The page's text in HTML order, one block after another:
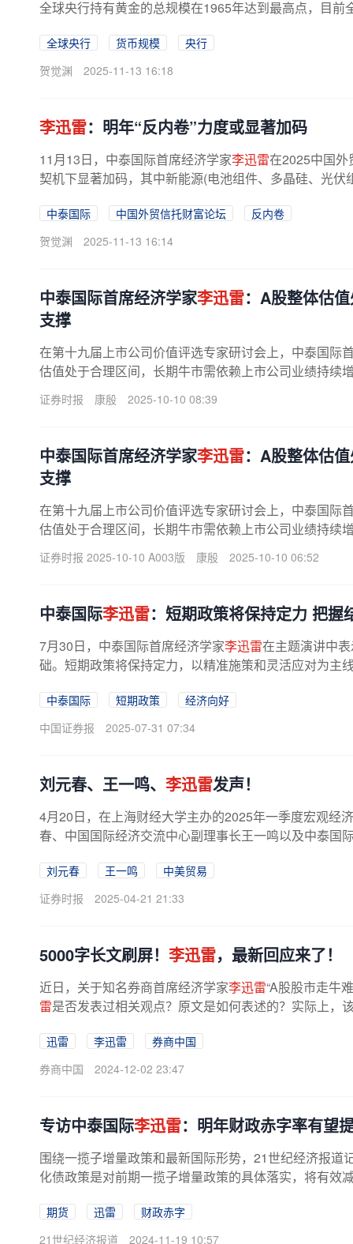
全球央行持有黄金的总规模在1965年达到最高点，目
全球央行 货币规模
央行
贺觉渊
2025-11-13 16:18
李迅雷：明年“反内卷”力度或显著加码
11月13日，中泰国际首席经济学家李迅雷在2025中国外
契机下显著加码，其中新能源(电池组件、多晶硅、光
中泰国际 中国外贸信托财富论坛
反内卷
贺觉渊
2025-11-13 16:14
中泰国际首席经济学家李迅雷：A股整体估
支撑
在第十九届上市公司价值评选专家研讨会上，中泰国际
估值处于合理区间，长期牛市需依赖上市公司业绩持续
力仍需政策发力应对。从市场驱动...
证券时报 康殷 2025-10-10 08:39
中泰国际首席经济学家李迅雷：A股整体估
支撑
在第十九届上市公司价值评选专家研讨会上，中泰国际
估值处于合理区间，长期牛市需依赖上市公司业绩持续
力仍需政策发力应对。从市场驱动...
证券时报 2025-10-10 A003版 康殷 2025-10-10 06:52
中泰国际李迅雷：短期政策将保持定力 把握
7月30日，中泰国际首席经济学家李迅雷在主题演讲中
础。短期政策将保持定力，以精准施策和灵活应对为主
中泰国际 短期政策
经济向好
中国证券报
2025-07-31 07:34
刘元春、王一鸣、 李迅雷发声！
4月20日，在上海财经大学主办的2025年一季度宏观经
春、中国国际经济交流中心副理事长王一鸣以及中泰国
刘元春 王一鸣
中美贸易
证券时报
2025-04-21 21:33
5000字长文刷屏！ 李迅雷，最新回应来了！
近日，关于知名券商首席经济学家李迅雷“A股股市走牛
雷是否发表过相关观点？原文是如何表述的？实际上，
迅雷 李迅雷
券商中国
券商中国
2024-12-02 23:47
专访中泰国际李迅雷：明年财政赤字率有望
围绕一揽子增量政策和最新国际形势，21世纪经济报道
化债政策是对前期一揽子增量政策的具体落实，将有效
期货 迅雷
财政赤字
21世纪经济报道
2024-11-19 10:57